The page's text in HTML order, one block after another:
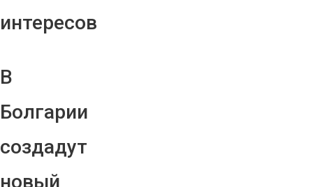
интересов
В
Болгарии
создадут
новый